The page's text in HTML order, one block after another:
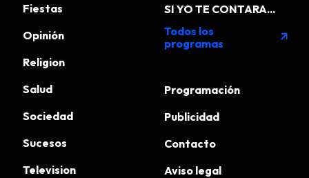
Fiestas
Opinión
Religion
Salud
Sociedad
Sucesos
Television
SI YO TE CONTARA...
Todos los
programas
arrow_outward
Programación
Publicidad
Contacto
Aviso legal